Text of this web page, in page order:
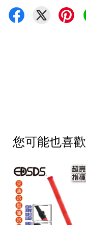
您可能也喜歡